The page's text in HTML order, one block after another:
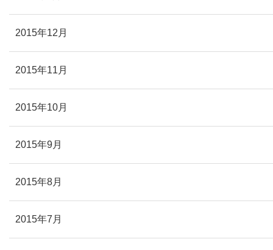
2015年12月
2015年11月
2015年10月
2015年9月
2015年8月
2015年7月